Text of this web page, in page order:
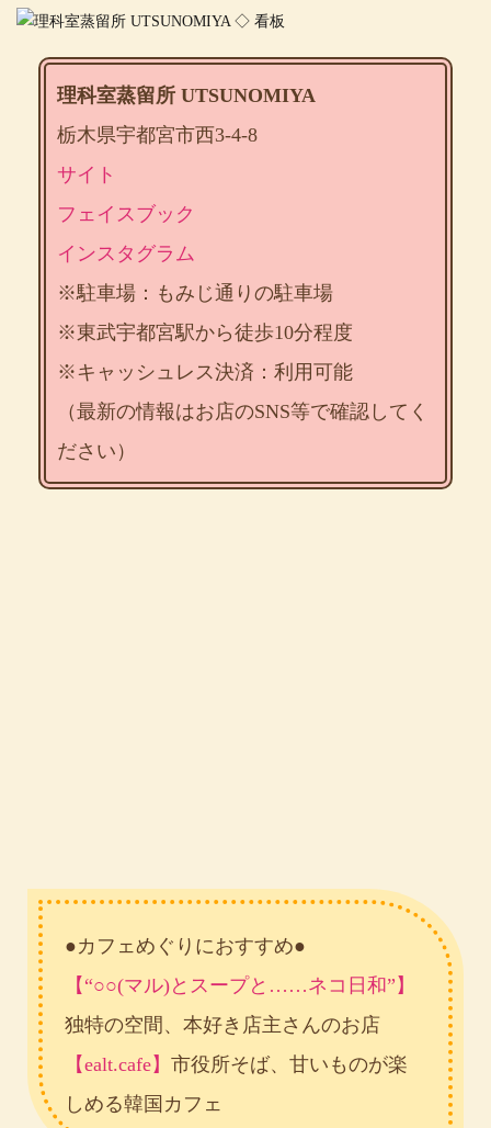
理科室蒸留所 UTSUNOMIYA
栃木県宇都宮市西3-4-8
サイト
フェイスブック
インスタグラム
※駐車場：もみじ通りの駐車場
※東武宇都宮駅から徒歩10分程度
※キャッシュレス決済：利用可能
（最新の情報はお店のSNS等で確認してく
ださい）
●カフェめぐりにおすすめ●
【“○○(マル)とスープと……ネコ日和”】
独特の空間、本好き店主さんのお店
【ealt.cafe】 市役所そば、甘いものが楽
しめる韓国カフェ